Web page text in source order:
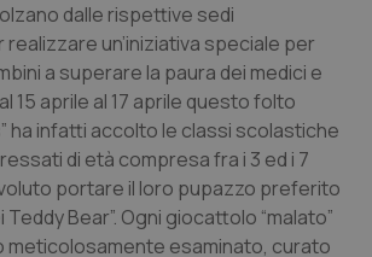
Giulia
& coronaropatie
dalle rispettive sedi
un’iniziativa speciale per
a superare la paura dei medici e
15 aprile al 17 aprile questo folto
ha infatti accolto le classi scolastiche
di età compresa fra i 3 ed i 7
portare il loro pupazzo preferito
Teddy Bear”. Ogni giocattolo “malato”
meticolosamente esaminato, curato